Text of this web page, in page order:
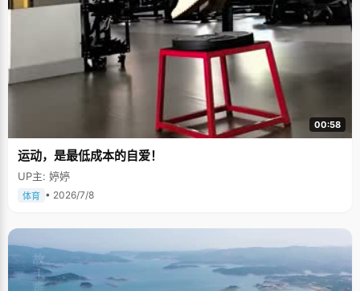
00:58
运动，是最低成本的自爱！
UP主: 婷婷
体育 • 2026/7/8